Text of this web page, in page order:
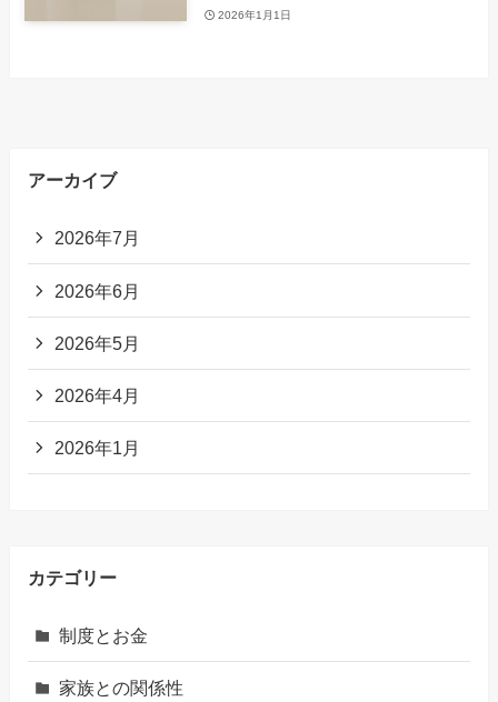
2026年1月1日
アーカイブ
2026年7月
2026年6月
2026年5月
2026年4月
2026年1月
カテゴリー
制度とお金
家族との関係性